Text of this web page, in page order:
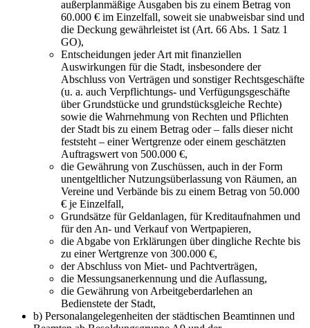
außerplanmäßige Ausgaben bis zu einem Betrag von
60.000 € im Einzelfall, soweit sie unabweisbar sind und
die Deckung gewährleistet ist (Art. 66 Abs. 1 Satz 1
GO),
Entscheidungen jeder Art mit finanziellen
Auswirkungen für die Stadt, insbesondere der
Abschluss von Verträgen und sonstiger Rechtsgeschäfte
(u. a. auch Verpflichtungs- und Verfügungsgeschäfte
über Grundstücke und grundstücksgleiche Rechte)
sowie die Wahrnehmung von Rechten und Pflichten
der Stadt bis zu einem Betrag oder – falls dieser nicht
feststeht – einer Wertgrenze oder einem geschätzten
Auftragswert von 500.000 €,
die Gewährung von Zuschüssen, auch in der Form
unentgeltlicher Nutzungsüberlassung von Räumen, an
Vereine und Verbände bis zu einem Betrag von 50.000
€ je Einzelfall,
Grundsätze für Geldanlagen, für Kreditaufnahmen und
für den An- und Verkauf von Wertpapieren,
die Abgabe von Erklärungen über dingliche Rechte bis
zu einer Wertgrenze von 300.000 €,
der Abschluss von Miet- und Pachtverträgen,
die Messungsanerkennung und die Auflassung,
die Gewährung von Arbeitgeberdarlehen an
Bedienstete der Stadt,
b) Personalangelegenheiten der städtischen Beamtinnen und